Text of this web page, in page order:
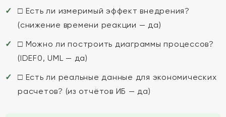
□ Есть ли измеримый эффект внедрения?
(снижение времени реакции — да)
□ Можно ли построить диаграммы процессов?
(IDEF0, UML — да)
□ Есть ли реальные данные для экономических
расчетов? (из отчётов ИБ — да)